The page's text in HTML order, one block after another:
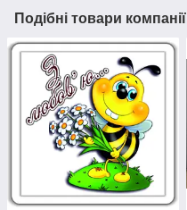
Подібні товари компанії